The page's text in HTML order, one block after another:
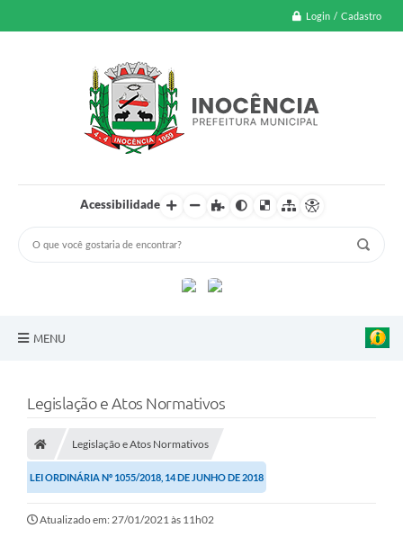
Login / Cadastro
Acessibilidade
MENU
Poder Executivo
Transparência Pública
Legislação
Legislação e Atos Normativos
Legislação e Atos Normativos
LEI ORDINÁRIA Nº 1055/2018, 14 DE JUNHO DE 2018
Atualizado em: 27/01/2021 às 11h02